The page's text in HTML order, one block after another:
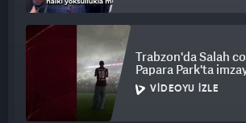
Trabzon'da Salah
Papara Park'ta
VIDEOYU İZLE